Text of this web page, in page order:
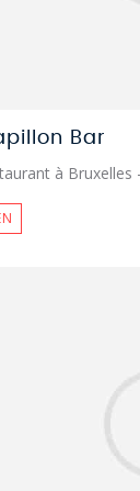
Bar
à Bruxelles